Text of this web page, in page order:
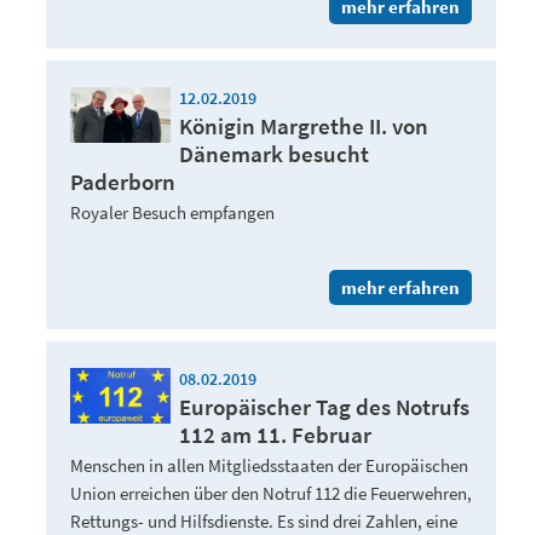
mehr erfahren
12.02.2019
Königin Margrethe II. von
Dänemark besucht
Paderborn
Royaler Besuch empfangen
mehr erfahren
08.02.2019
Europäischer Tag des Notrufs
112 am 11. Februar
Menschen in allen Mitgliedsstaaten der Europäischen
Union erreichen über den Notruf 112 die Feuerwehren,
Rettungs- und Hilfsdienste. Es sind drei Zahlen, eine